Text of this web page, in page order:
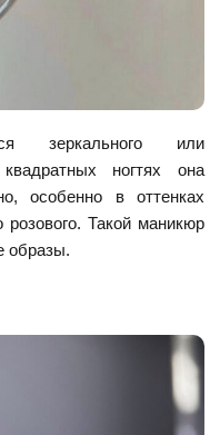
зеркального или
ногтях она
особенно в оттенках
розового. Такой маникюр
образы.